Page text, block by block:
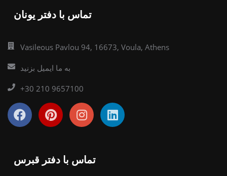
تماس با دفتر یونان
Vasileous Pavlou 94, 16673, Voula, Athens
به ما ایمیل بزنید
+30 210 9657100
تماس با دفتر قبرس